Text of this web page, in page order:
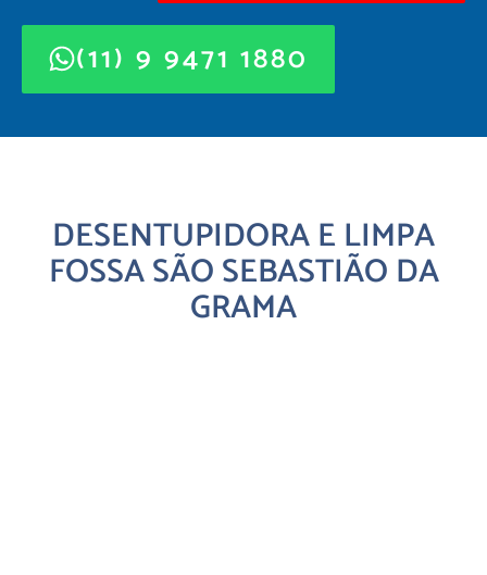
(11) 9 9471 1880
DESENTUPIDORA E LIMPA
FOSSA SÃO SEBASTIÃO DA
GRAMA